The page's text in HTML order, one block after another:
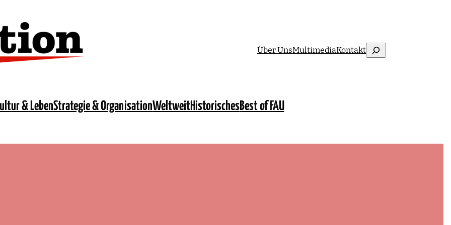
Über UnsMultimediaKontaktSuchen
& LebenStrategie & OrganisationWeltweitHistorischesBest of FAU